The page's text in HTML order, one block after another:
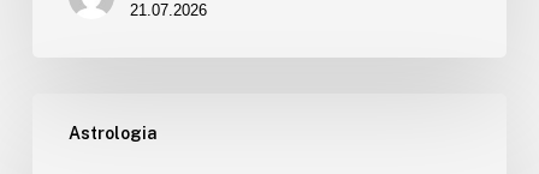
21.07.2026
Astrologia
Uusikuu